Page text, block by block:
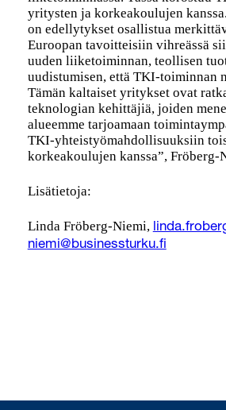
yritysten ja korkeakoulujen
on edellytykset osallistua
Euroopan tavoitteisiin vihreässä
uuden liiketoiminnan, teollisen
uudistumisen, että TKI-toiminnan
Tämän kaltaiset yritykset ovat
teknologian kehittäjiä, joiden
alueemme tarjoamaan
TKI-yhteistyömahdollisuuksiin
korkeakoulujen kanssa”, Fröberg-
Lisätietoja:
Linda Fröberg-Niemi,
niemi@businessturku.fi